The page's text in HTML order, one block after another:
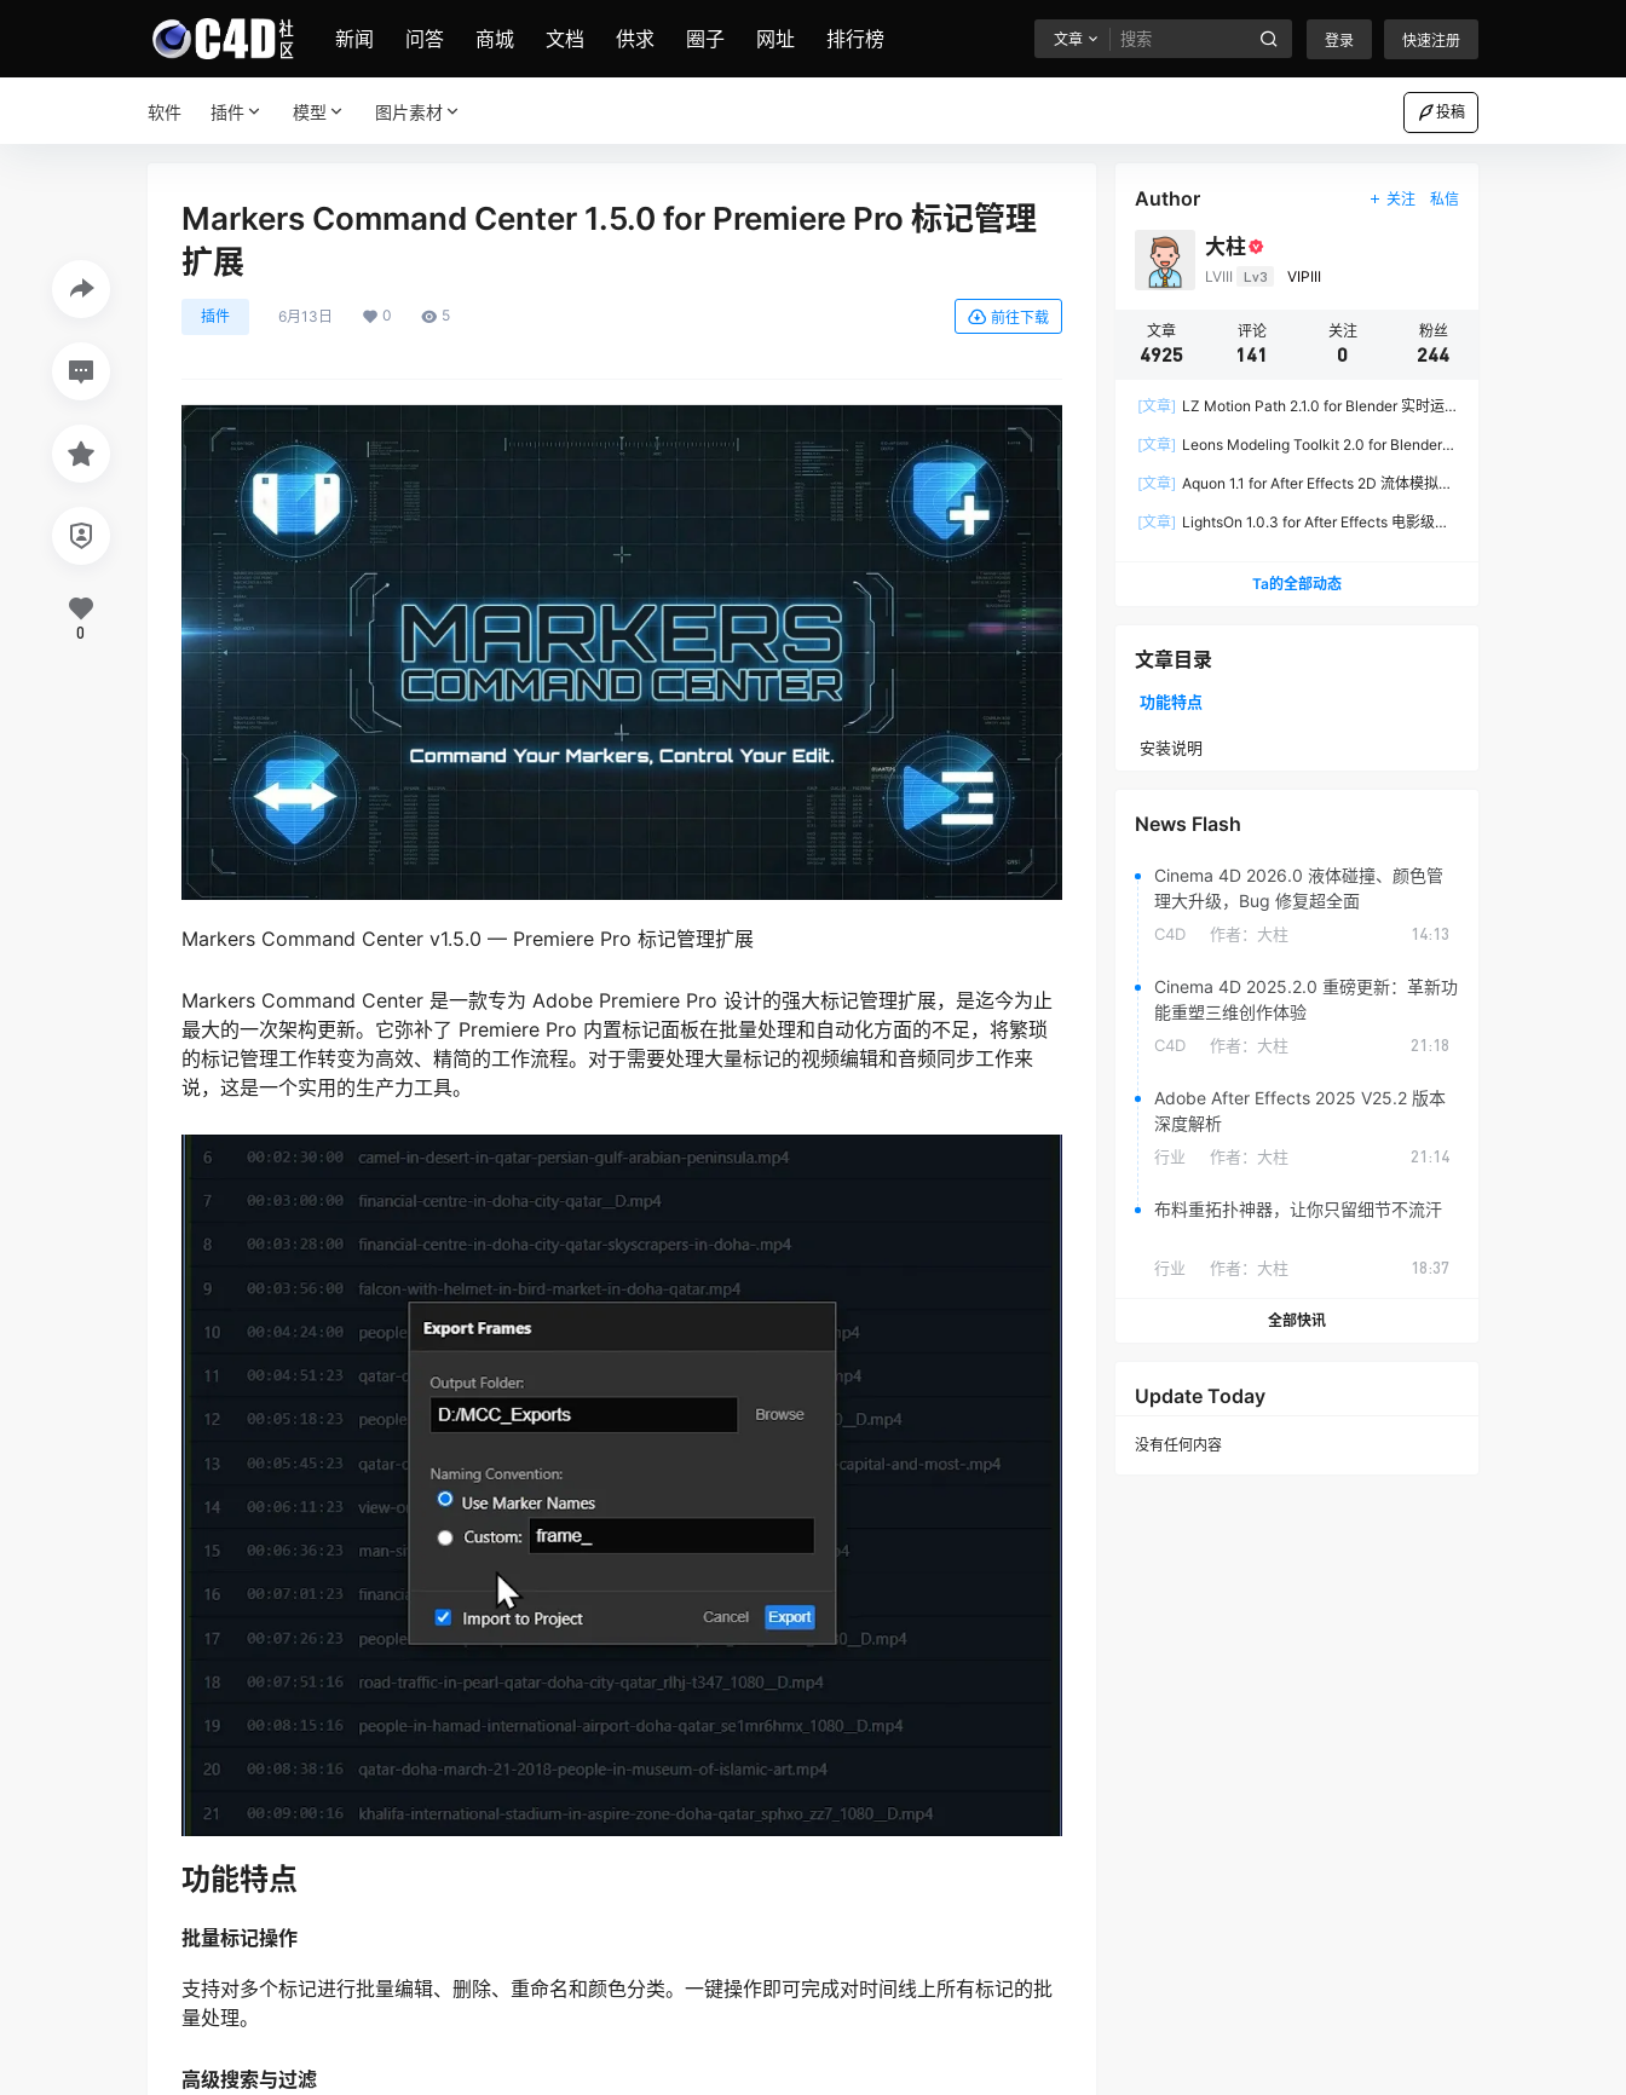
新闻 问答 商城 文档 供求 圈子 网址 排行榜 文章 登录 快速注册
软件 插件 模型 图片素材 投稿
Markers Command Center 1.5.0 for Premiere Pro 标记管理
扩展
插件 6月13日 0 5 前往下载
Markers Command Center v1.5.0 — Premiere Pro 标记管理扩展
Markers Command Center 是一款专为 Adobe Premiere Pro 设计的强大标记管理扩展，是迄今为止
最大的一次架构更新。它弥补了 Premiere Pro 内置标记面板在批量处理和自动化方面的不足，将繁琐
的标记管理工作转变为高效、精简的工作流程。对于需要处理大量标记的视频编辑和音频同步工作来
说，这是一个实用的生产力工具。
功能特点
批量标记操作
支持对多个标记进行批量编辑、删除、重命名和颜色分类。一键操作即可完成对时间线上所有标记的批
量处理。
高级搜索与过滤
0
Author 关注 私信
大柱
LVIII Lv3 VIPIII
文章
4925
评论
141
关注
0
粉丝
244
[文章] LZ Motion Path 2.1.0 for Blender 实时运
[文章] Leons Modeling Toolkit 2.0 for Blender
[文章] Aquon 1.1 for After Effects 2D 流体模拟插
[文章] LightsOn 1.0.3 for After Effects 电影级镜
Ta的全部动态
文章目录
功能特点
安装说明
News Flash
Cinema 4D 2026.0 液体碰撞、颜色管
理大升级，Bug 修复超全面
C4D 作者： 大柱 14:13
Cinema 4D 2025.2.0 重磅更新：革新功
能重塑三维创作体验
C4D 作者： 大柱 21:18
Adobe After Effects 2025 V25.2 版本
深度解析
行业 作者： 大柱 21:14
布料重拓扑神器，让你只留细节不流汗
行业 作者： 大柱 18:37
全部快讯
Update Today
没有任何内容